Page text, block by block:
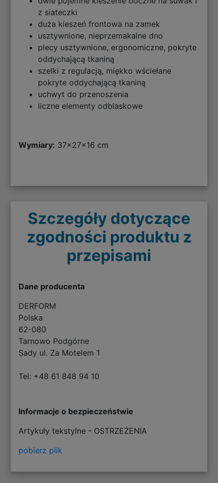
z siateczki
duża kieszeń frontowa na zamek
usztywnione, nieprzemakalne dno
plecy usztywnione, ergonomiczne, pokryte
oddychającą tkaniną
szelki z regulacją, miękko wściełane
pokryte oddychającą tkaniną
uchwyt do przenoszenia
liczne elementy odblaskowe
Wymiary: 37x27x16 cm
Szczegóły dotyczące
zgodności produktu z
przepisami
Dane producenta
DERFORM
Polska
62-080
Tarnowo Podgórne
Sady ul. Za Motelem 1
Tel: +48 61 848 94 10
Informacje o bezpieczeństwie
Artykuły tekstylne - OSTRZEŻENIA
pobierz plik